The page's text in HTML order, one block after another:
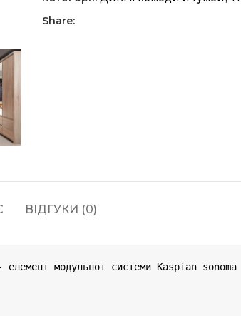
Share:
ВІДГУКИ (0)
модульної системи Kaspian sonoma